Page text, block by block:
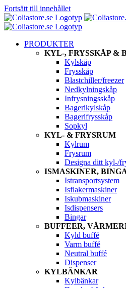
Fortsätt till innehållet
PRODUKTER
KYL-, FRYSSKÅP &
Kylskåp
Frysskåp
Blastchiller/freezer
Nedkylningskåp
Infrysningsskåp
Bagerikylskåp
Bagerifrysskåp
Sopkyl
KYL- & FRYSRUM
Kylrum
Frysrum
Designa ditt kyl-/
ISMASKINER,
Istransportsystem
Isflakermaskiner
Iskubmaskiner
Isdispensers
Bingar
BUFFEER,
Kyld buffé
Varm buffé
Neutral buffé
Dispenser
KYLBÄNKAR
Kylbänkar